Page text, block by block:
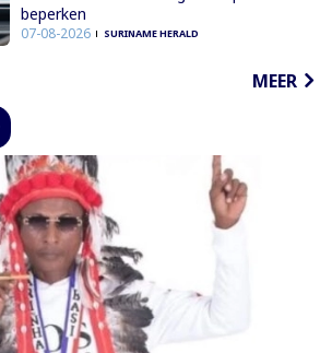
beperken
07-08-2026 SURINAME HERALD
MEER